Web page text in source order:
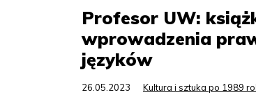
Profesor UW:
wprowadzenia
języków
26.05.2023 Kultura i sztuka po 1989